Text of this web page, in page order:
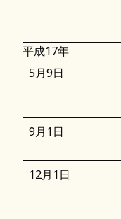
平成17年
5月9日
9月1日
12月1日